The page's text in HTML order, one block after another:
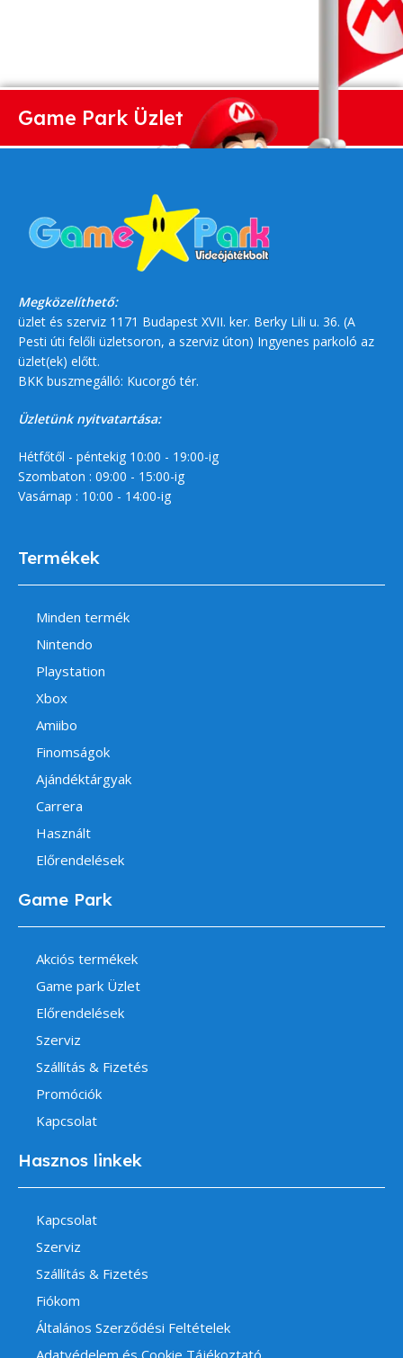
Game Park Üzlet
Megközelíthető:
üzlet és szerviz 1171 Budapest XVII. ker. Berky Lili u. 36. (A
Pesti úti felőli üzletsoron, a szerviz úton) Ingyenes parkoló az
üzlet(ek) előtt.
BKK buszmegálló: Kucorgó tér.
Üzletünk nyitvatartása:
Hétfőtől - péntekig 10:00 - 19:00-ig
Szombaton : 09:00 - 15:00-ig
Vasárnap : 10:00 - 14:00-ig
Termékek
Minden termék
Nintendo
Playstation
Xbox
Amiibo
Finomságok
Ajándéktárgyak
Carrera
Használt
Előrendelések
Game Park
Akciós termékek
Game park Üzlet
Előrendelések
Szerviz
Szállítás & Fizetés
Promóciók
Kapcsolat
Hasznos linkek
Kapcsolat
Szerviz
Szállítás & Fizetés
Fiókom
Általános Szerződési Feltételek
Adatvédelem és Cookie Tájékoztató